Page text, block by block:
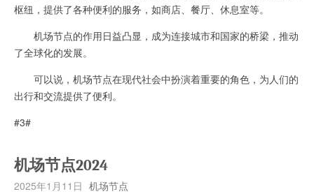
枢纽，提供了各种便利的服务，如商店、餐厅、休息室等。
机场节点的作用日益凸显，成为连接城市和国家的桥梁，推动
了全球化的发展。
可以说，机场节点在现代社会中扮演着重要的角色，为人们的
出行和交流提供了便利。
#3#
机场节点2024
2025年1月11日 机场节点